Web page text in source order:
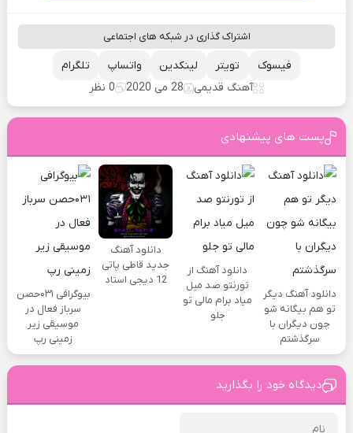
اشتراک گذاری در شبکه های اجتماعی
تلگرام واتساپ لینکدین تویتر
فیسوک
آهنگ قدیمی
28 می 2020 0 نظر
پست های پیشنهادی
دانلود آهنگ دیگر
تو هم بیگانه شو
چون دیگران با
سرگذشتم
دانلود آهنگ از
تورنتو صد میل
میاد برام مالی تو
جلو
دانلود آهنگ
جدید قاطی پاتی
12 دیجی استاد
بیوگرافی ۰۳۱حصن
سرباز فعال در
موسیقی زیر
زمینی رپ
دیدگاه خود را بگذارید